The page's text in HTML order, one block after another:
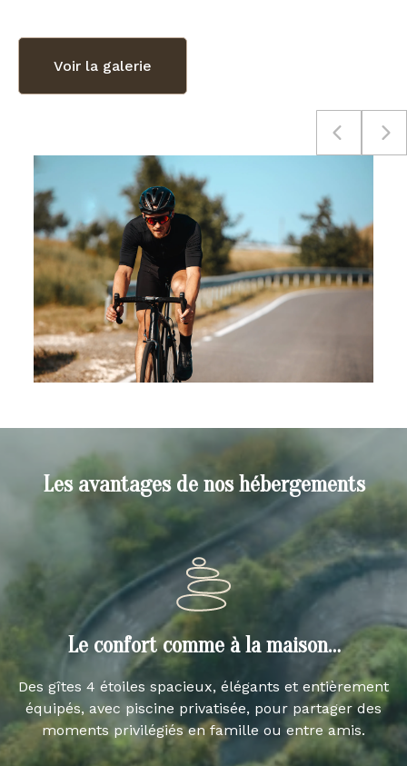
Voir la galerie
Les avantages de nos hébergements
Le confort comme à la maison…
Des gîtes 4 étoiles spacieux, élégants et entièrement
équipés, avec piscine privatisée, pour partager des
moments privilégiés en famille ou entre amis.